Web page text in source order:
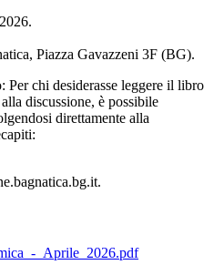
Piazza Gavazzeni 3F (BG).
chi desiderasse leggere il libro
discussione, è possibile
direttamente alla
_Aprile_2026.pdf